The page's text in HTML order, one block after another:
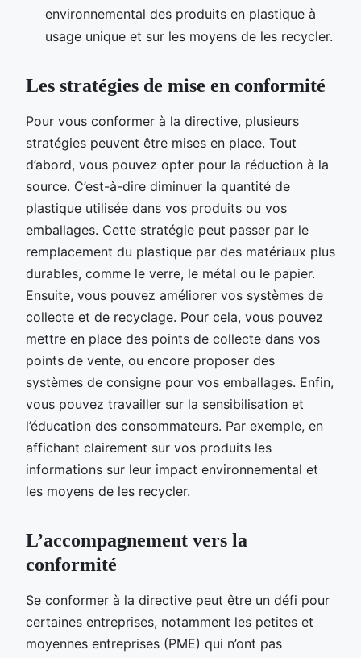
environnemental des produits en plastique à
usage unique et sur les moyens de les recycler.
Les stratégies de mise en conformité
Pour vous conformer à la directive, plusieurs
stratégies peuvent être mises en place. Tout
d’abord, vous pouvez opter pour la réduction à la
source. C’est-à-dire diminuer la quantité de
plastique utilisée dans vos produits ou vos
emballages. Cette stratégie peut passer par le
remplacement du plastique par des matériaux plus
durables, comme le verre, le métal ou le papier.
Ensuite, vous pouvez améliorer vos systèmes de
collecte et de recyclage. Pour cela, vous pouvez
mettre en place des points de collecte dans vos
points de vente, ou encore proposer des
systèmes de consigne pour vos emballages. Enfin,
vous pouvez travailler sur la sensibilisation et
l’éducation des consommateurs. Par exemple, en
affichant clairement sur vos produits les
informations sur leur impact environnemental et
les moyens de les recycler.
L’accompagnement vers la
conformité
Se conformer à la directive peut être un défi pour
certaines entreprises, notamment les petites et
moyennes entreprises (PME) qui n’ont pas